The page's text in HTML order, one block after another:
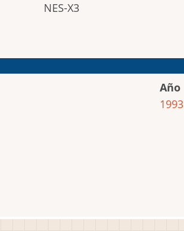
NES-X3
Año
1993